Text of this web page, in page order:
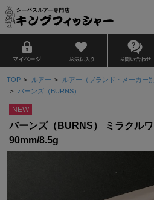
TOP > ルアー > ルアー（ブランド・メーカー
> バーンズ（BURNS）
NEW
バーンズ（BURNS） ミラクル
90mm/8.5g